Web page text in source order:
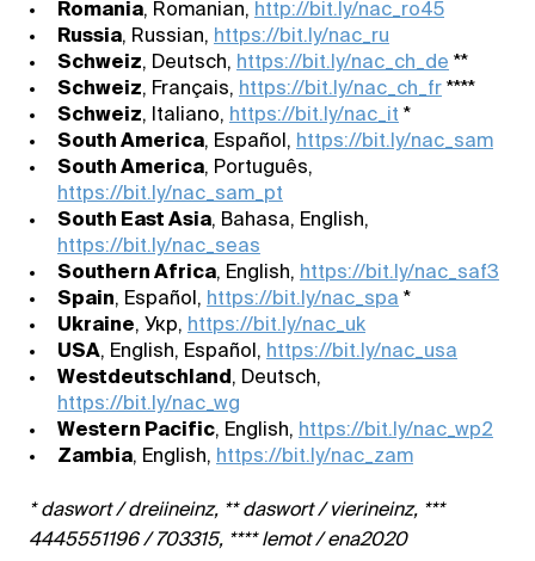
Romania, Romanian, http://bit.ly/nac_ro45
Russia, Russian, https://bit.ly/nac_ru
Schweiz, Deutsch, https://bit.ly/nac_ch_de **
Schweiz, Français, https://bit.ly/nac_ch_fr ****
Schweiz, Italiano, https://bit.ly/nac_it *
South America, Español, https://bit.ly/nac_sam
South America, Português,
https://bit.ly/nac_sam_pt
South East Asia, Bahasa, English,
https://bit.ly/nac_seas
Southern Africa, English, https://bit.ly/nac_saf3
Spain, Español, https://bit.ly/nac_spa *
Ukraine, Укр, https://bit.ly/nac_uk
USA, English, Español, https://bit.ly/nac_usa
Westdeutschland, Deutsch,
https://bit.ly/nac_wg
Western Pacific, English, https://bit.ly/nac_wp2
Zambia, English, https://bit.ly/nac_zam
* daswort / dreiineinz, ** daswort / vierineinz, ***
4445551196 / 703315, **** lemot / ena2020